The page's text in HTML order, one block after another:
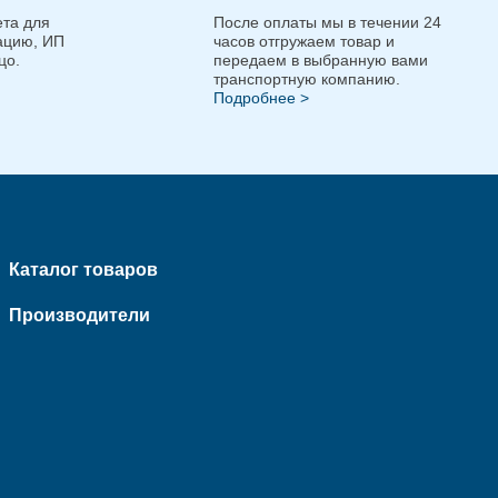
для
ИП
После оплаты мы в течении 24
часов отгружаем товар и
передаем в выбранную вами
транспортную компанию.
Подробнее >
Каталог товаров
Производители